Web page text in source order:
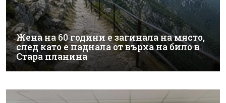
Жена на 60 години е загинала на място,
след като е паднала от върха на било в
Стара планина